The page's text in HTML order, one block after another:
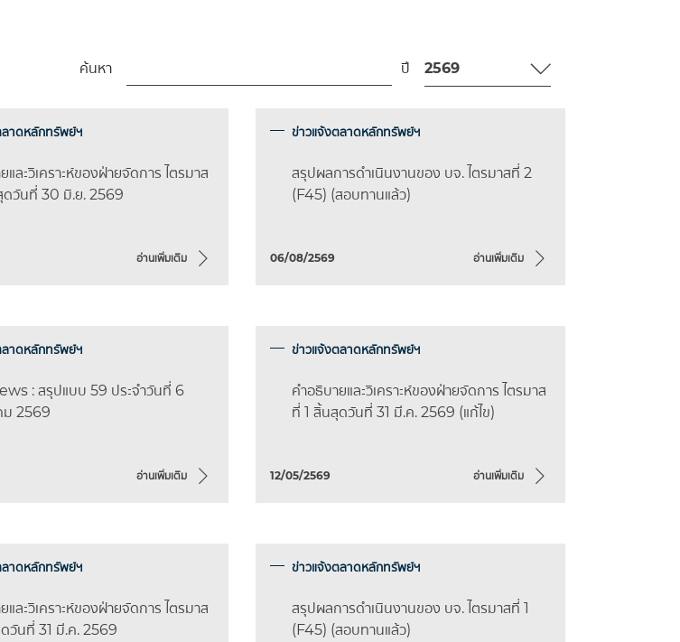
ค้นหา ปี
ลาดหลักทรัพย์ฯ
และวิเคราะห์ของฝ่ายจัดการ ไตรมาส
ดวันที่ 30 มิ.ย. 2569
อ่านเพิ่มเติม
ข่าวแจ้งตลาดหลักทรัพย์ฯ
สรุปผลการดำเนินงานของ บจ. ไตรมาสที่ 2
(F45) (สอบทานแล้ว)
06/08/2569 อ่านเพิ่มเติม
ลาดหลักทรัพย์ฯ
: สรุปแบบ 59 ประจำวันที่ 6
ม 2569
อ่านเพิ่มเติม
ข่าวแจ้งตลาดหลักทรัพย์ฯ
คำอธิบายและวิเคราะห์ของฝ่ายจัดการ ไตรมาส
ที่ 1 สิ้นสุดวันที่ 31 มี.ค. 2569 (แก้ไข)
12/05/2569 อ่านเพิ่มเติม
ลาดหลักทรัพย์ฯ
และวิเคราะห์ของฝ่ายจัดการ ไตรมาส
วันที่ 31 มี.ค. 2569
ข่าวแจ้งตลาดหลักทรัพย์ฯ
สรุปผลการดำเนินงานของ บจ. ไตรมาสที่ 1
(F45) (สอบทานแล้ว)